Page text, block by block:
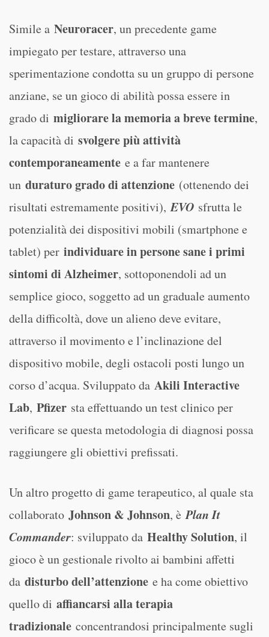
Simile a Neuroracer, un precedente game
impiegato per testare, attraverso una
sperimentazione condotta su un gruppo di persone
anziane, se un gioco di abilità possa essere in
grado di migliorare la memoria a breve termine,
la capacità di svolgere più attività
contemporaneamente e a far mantenere
un duraturo grado di attenzione (ottenendo dei
risultati estremamente positivi),EVO sfrutta le
potenzialità dei dispositivi mobili (smartphone e
tablet) per individuare in persone sane i primi
sintomi di Alzheimer, sottoponendoli ad un
semplice gioco, soggetto ad un graduale aumento
della difficoltà, dove un alieno deve evitare,
attraverso il movimento e l’inclinazione del
dispositivo mobile, degli ostacoli posti lungo un
corso d’acqua. Sviluppato da Akili Interactive
Lab, Pfizer sta effettuando un test clinico per
verificare se questa metodologia di diagnosi possa
raggiungere gli obiettivi prefissati.
Un altro progetto di game terapeutico, al quale sta
collaborato Johnson & Johnson, èPlan It
Commander: sviluppato da Healthy Solution, il
gioco è un gestionale rivolto ai bambini affetti
da disturbo dell’attenzione e ha come obiettivo
quello di affiancarsi alla terapia
tradizionale concentrandosi principalmente sugli